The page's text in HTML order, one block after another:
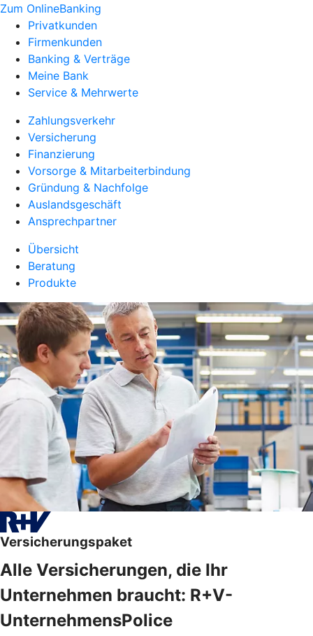
Zum OnlineBanking
Privatkunden
Firmenkunden
Banking & Verträge
Meine Bank
Service & Mehrwerte
Zahlungsverkehr
Versicherung
Finanzierung
Vorsorge & Mitarbeiterbindung
Gründung & Nachfolge
Auslandsgeschäft
Ansprechpartner
Übersicht
Beratung
Produkte
Versicherungspaket
Alle Versicherungen, die Ihr
Unternehmen braucht: R+V-
UnternehmensPolice